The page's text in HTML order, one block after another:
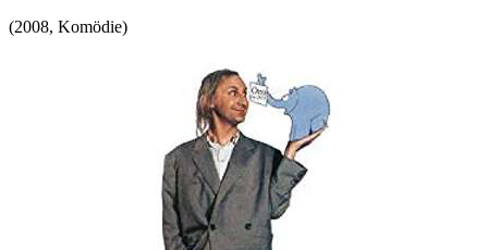
(2008, Komödie)